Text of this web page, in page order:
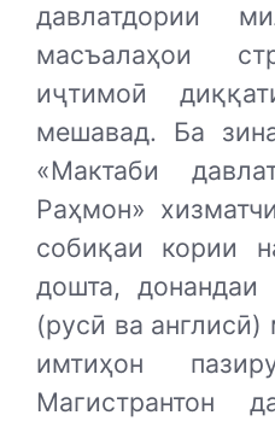
давлатдории
масъалаҳои
иҷтимоӣ
мешавад. Ба
«Мактаби
Раҳмон»
собиқаи кории
дошта, донандаи
(русӣ ва
имтиҳон
Магистрантон